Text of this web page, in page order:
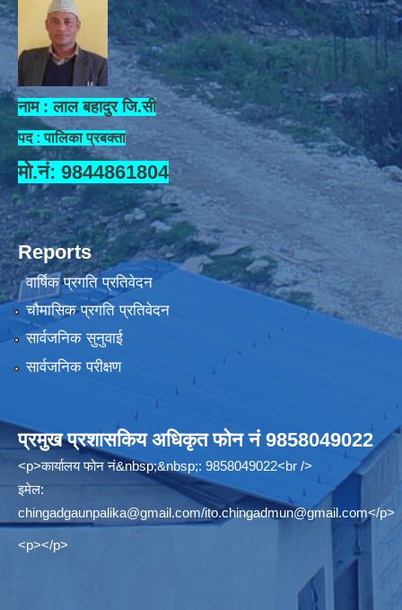
नाम : लाल बहादुर जि.सी
पद : पालिका प्रबक्ता
मो.नं: 9844861804
Reports
वार्षिक प्रगति प्रतिवेदन
चौमासिक प्रगति प्रतिवेदन
सार्वजनिक सुनुवाई
सार्वजनिक परीक्षण
प्रमुख प्रशासकिय अधिकृत फोन नं 9858049022
<p>कार्यालय फोन नं&nbsp;&nbsp;: 9858049022<br />
इमेल:
chingadgaunpalika@gmail.com/ito.chingadmun@gmail.com</p>
<p></p>